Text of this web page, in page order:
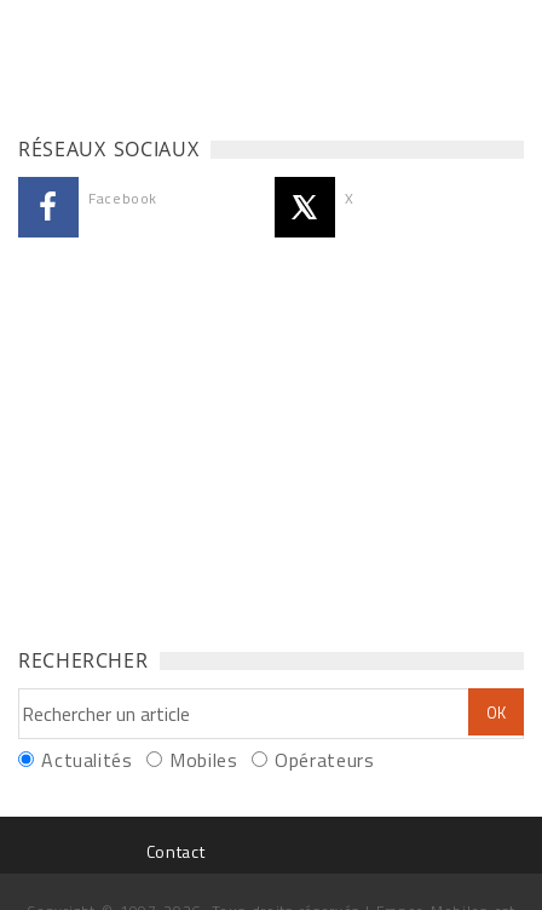
RÉSEAUX SOCIAUX
Facebook X
RECHERCHER
Actualités Mobiles Opérateurs
Contact